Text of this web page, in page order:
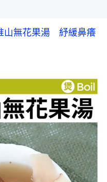
山無花果湯　紓緩鼻癢